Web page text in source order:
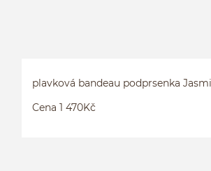
plavková bandeau podprsenka
Cena 1 470Kč